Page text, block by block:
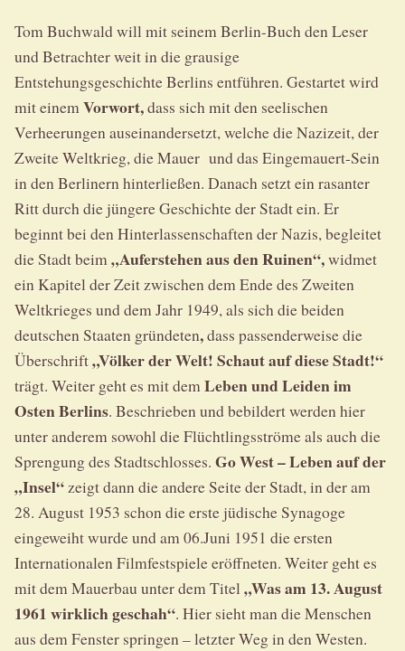
Tom Buchwald will mit seinem Berlin-Buch den Leser
und Betrachter weit in die grausige
Entstehungsgeschichte Berlins entführen. Gestartet wird
mit einemVorwort,dass sich mit den seelischen
Verheerungen auseinandersetzt, welche die Nazizeit, der
Zweite Weltkrieg, die Mauer und das Eingemauert-Sein
in den Berlinern hinterließen. Danach setzt ein rasanter
Ritt durch die jüngere Geschichte der Stadt ein. Er
beginnt bei den Hinterlassenschaften der Nazis, begleitet
die Stadt beim„Auferstehen aus den Ruinen“,widmet
ein Kapitel der Zeit zwischen dem Ende des Zweiten
Weltkrieges und dem Jahr 1949, als sich die beiden
deutschen Staaten gründeten,dass passenderweise die
Überschrift„Völker der Welt! Schaut auf diese Stadt!“
trägt. Weiter geht es mit demLeben und Leiden im
Osten Berlins. Beschrieben und bebildert werden hier
unter anderem sowohl die Flüchtlingsströme als auch die
Sprengung des Stadtschlosses.Go West – Leben auf der
„Insel“zeigt dann die andere Seite der Stadt, in der am
28. August 1953 schon die erste jüdische Synagoge
eingeweiht wurde und am 06.Juni 1951 die ersten
Internationalen Filmfestspiele eröffneten. Weiter geht es
mit dem Mauerbau unter dem Titel„Was am 13. August
1961 wirklich geschah“. Hier sieht man die Menschen
aus dem Fenster springen – letzter Weg in den Westen.